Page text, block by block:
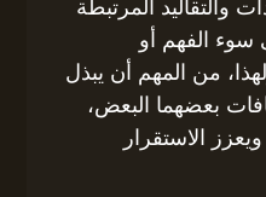
والتقاليد المرتبطة
سوء الفهم أو
من المهم أن يبذل
بعضهما البعض،
الاستقرار